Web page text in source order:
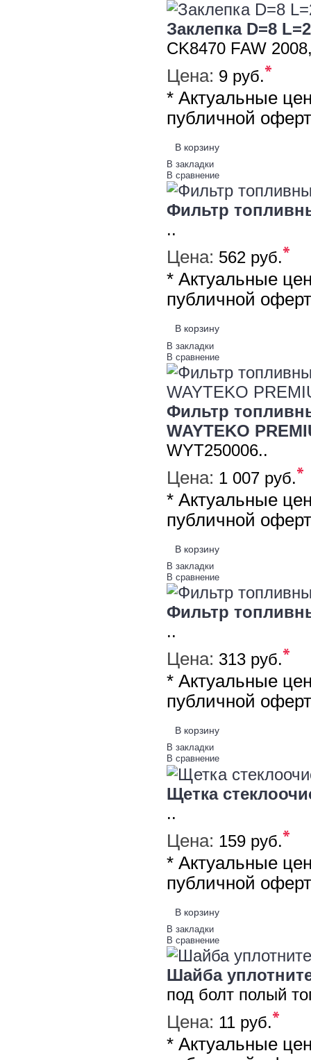
Заклепка D=8
CK8470 FAW
Цена: 9 руб.*
* Актуальные
публичной
В корзину
В закладки
В сравнение
Фильтр
..
Цена: 562 руб.*
* Актуальные
публичной
В корзину
В закладки
В сравнение
Фильтр
WAYTEKO
WYT250006..
Цена: 1 007 руб.*
* Актуальные
публичной
В корзину
В закладки
В сравнение
Фильтр
..
Цена: 313 руб.*
* Актуальные
публичной
В корзину
В закладки
В сравнение
Щетка
..
Цена: 159 руб.*
* Актуальные
публичной
В корзину
В закладки
В сравнение
Шайба
под болт полый
Цена: 11 руб.*
* Актуальные